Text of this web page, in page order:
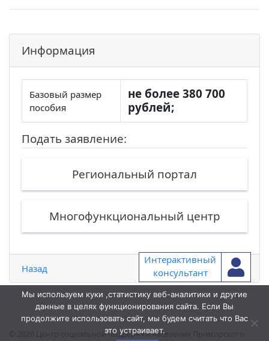
Информация
Базовый размер
пособия
не более 380 700
рублей;
Подать заявление:
Региональный портал
Многофункциональный центр
Назад
Интерактивный
консультант
Центр социальной поддержки населения Приморского
Мы используем куки ,статистику веб-аналитики и другие
данные в целях функционирования сайта. Если Вы
продолжите использовать сайт, мы будем считать что Вас
это устраивает.